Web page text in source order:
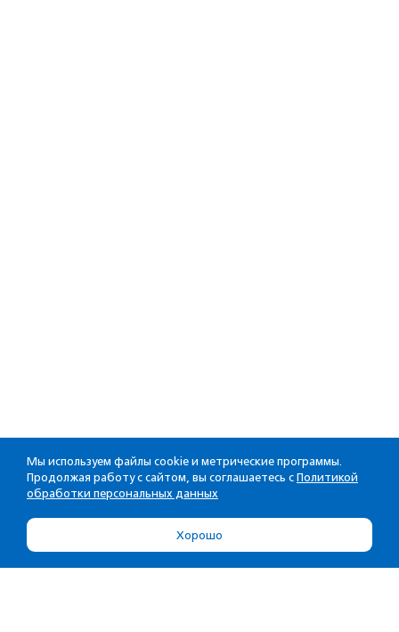
Мы используем файлы cookie и метрические программы.
Продолжая работу с сайтом, вы соглашаетесь с Политикой
обработки персональных данных
Хорошо